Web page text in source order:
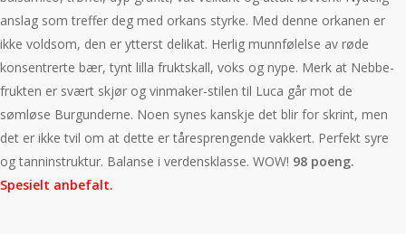
anslag som treffer deg med orkans styrke. Med denne orkanen er
ikke voldsom, den er ytterst delikat. Herlig munnfølelse av røde
konsentrerte bær, tynt lilla fruktskall, voks og nype. Merk at Nebbe-
frukten er svært skjør og vinmaker-stilen til Luca går mot de
sømløse Burgunderne. Noen synes kanskje det blir for skrint, men
det er ikke tvil om at dette er tåresprengende vakkert. Perfekt syre
og tanninstruktur. Balanse i verdensklasse. WOW! 98 poeng.
Spesielt anbefalt.